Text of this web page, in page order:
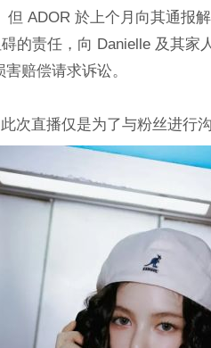
但 ADOR 於上个月向其通报
的责任，向 Danielle 及其家
赔偿请求诉讼。
次直播仅是为了与粉丝进行